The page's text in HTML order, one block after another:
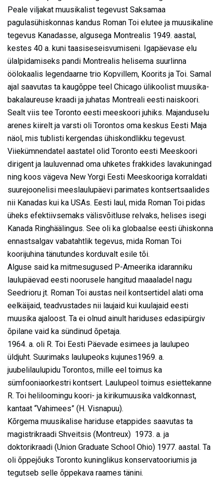
Peale viljakat muusikalist tegevust Saksamaa
pagulasühiskonnas kandus Roman Toi elutee ja muusikaline
tegevus Kanadasse, algusega Montrealis 1949. aastal,
kestes 40 a. kuni taasiseseisvumiseni. Igapäevase elu
ülalpidamiseks pandi Montrealis helisema suurlinna
öölokaalis legendaarne trio Kopvillem, Koorits ja Toi. Samal
ajal saavutas ta kaugõppe teel Chicago ülikoolist muusika-
bakalaureuse kraadi ja juhatas Montreali eesti naiskoori.
Sealt viis tee Toronto eesti meeskoori juhiks. Majanduselu
arenes kiirelt ja varsti oli Torontos oma keskus Eesti Maja
näol, mis tublisti kergendas ühiskondlikku tegevust.
Viiekümnendatel aastatel olid Toronto eesti Meeskoori
dirigent ja lauluvennad oma uhketes frakkides lavakuningad
ning koos vägeva New Yorgi Eesti Meeskooriga korraldati
suurejoonelisi meeslaulupäevi parimates kontsertsaalides
nii Kanadas kui ka USAs. Eesti laul, mida Roman Toi pidas
üheks efektiivsemaks välisvõitluse relvaks, helises isegi
Kanada Ringhäälingus. See oli ka globaalse eesti ühiskonna
ennastsalgav vabatahtlik tegevus, mida Roman Toi
koorijuhina tänutundes korduvalt esile tõi.
Alguse said ka mitmesugused P-Ameerika idaranniku
laulupäevad eesti noorusele hangitud maaaladel nagu
Seedrioru jt. Roman Toi austas neil kontsertidel alati oma
eelkäijaid, teadvustades nii laujaid kui kuulajaid eesti
muusika ajaloost. Ta ei olnud ainult hariduses edasipürgiv
õpilane vaid ka sündinud õpetaja.
1964. a. oli R. Toi Eesti Päevade esimees ja laulupeo
üldjuht. Suurimaks laulupeoks kujunes1969. a.
juubelilaulupidu Torontos, mille eel toimus ka
sümfooniaorkestri kontsert. Laulupeol toimus esiettekanne
R. Toi heliloomingu koori- ja kirikumuusika valdkonnast,
kantaat “Vahimees” (H. Visnapuu).
Kõrgema muusikalise hariduse etappides saavutas ta
magistrikraadi Shveitsis (Montreux) 1973. a. ja
doktorikraadi (Union Graduate School Ohio) 1977. aastal. Ta
oli õppejõuks Toronto kuninglikus konservatooriumis ja
tegutseb selle õppekava raames tänini.